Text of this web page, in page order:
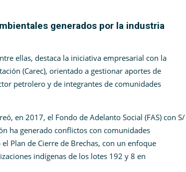
generados por la industria
ellas, destaca la iniciativa empresarial con la
(Carec), orientado a gestionar aportes de
petrolero y de integrantes de comunidades
en 2017, el Fondo de Adelanto Social (FAS) con S/
ha generado conflictos con comunidades
Plan de Cierre de Brechas, con un enfoque
indígenas de los lotes 192 y 8 en